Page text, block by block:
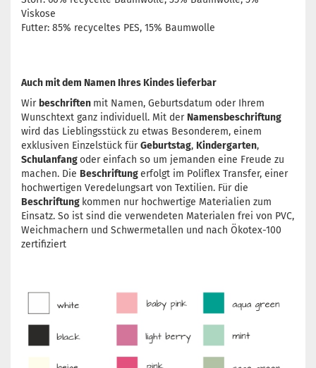
Viskose
Futter: 85% recyceltes PES, 15% Baumwolle
Auch mit dem Namen Ihres Kindes lieferbar
Wir beschriften mit Namen, Geburtsdatum oder Ihrem
Wunschtext ganz individuell. Mit der Namensbeschriftung
wird das Lieblingsstück zu etwas Besonderem, einem
exklusiven Einzelstück fürGeburtstag, Kindergarten,
Schulanfangoder einfach so um jemanden eine Freude zu
machen. Die Beschriftungerfolgt im Poliflex Transfer, einer
hochwertigen Veredelungsart von Textilien. Für die
Beschriftung kommen nur hochwertige Materialien zum
Einsatz. So ist sind die verwendeten Materialen frei von PVC,
Weichmachern und Schwermetallen und nach Ökotex-100
zertifiziert